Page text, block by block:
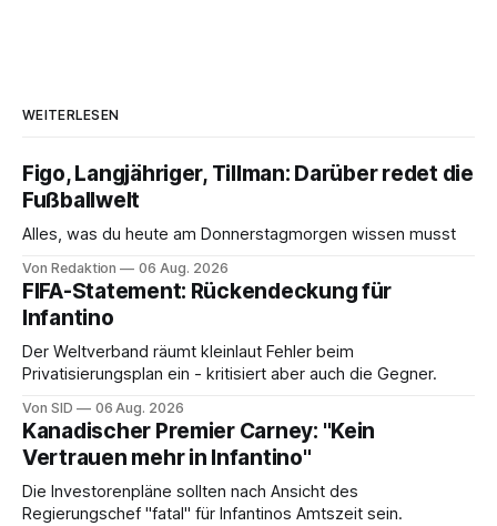
WEITERLESEN
Figo, Langjähriger, Tillman: Darüber redet die
Fußballwelt
Alles, was du heute am Donnerstagmorgen wissen musst
Von Redaktion 06 Aug. 2026
FIFA-Statement: Rückendeckung für
Infantino
Der Weltverband räumt kleinlaut Fehler beim
Privatisierungsplan ein - kritisiert aber auch die Gegner.
Von SID 06 Aug. 2026
Kanadischer Premier Carney: "Kein
Vertrauen mehr in Infantino"
Die Investorenpläne sollten nach Ansicht des
Regierungschef "fatal" für Infantinos Amtszeit sein.